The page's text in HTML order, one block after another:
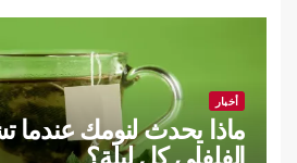
أخبار
ماذا يحدث لنومك عندما